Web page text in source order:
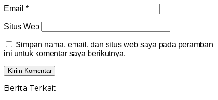
Email *
Situs Web
Simpan nama, email, dan situs web saya pada peramban
ini untuk komentar saya berikutnya.
Berita Terkait